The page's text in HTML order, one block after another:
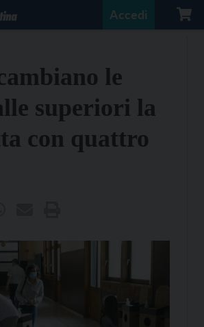
Accedi
le
superiori la
con quattro